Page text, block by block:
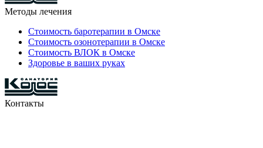
Методы лечения
Стоимость баротерапии в Омске
Стоимость озонотерапии в Омске
Стоимость ВЛОК в Омске
Здоровье в ваших руках
Контакты